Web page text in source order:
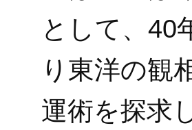
として、40
り東洋の観
運術を探求